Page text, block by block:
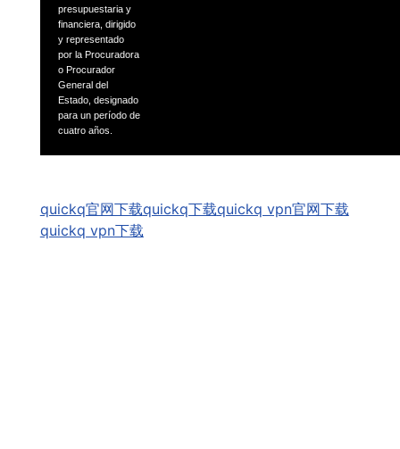
presupuestaria y
financiera, dirigido
y representado
por la Procuradora
o Procurador
General del
Estado, designado
para un período de
cuatro años.
quickq官网下载quickq下载quickq vpn官网下载
quickq vpn下载